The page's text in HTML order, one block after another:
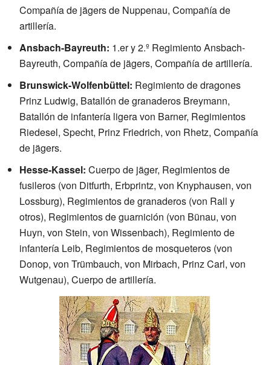
Compañía de jägers de Nuppenau, Compañía de
artillería.
Ansbach-Bayreuth: 1.er y 2.º Regimiento Ansbach-
Bayreuth, Compañía de jägers, Compañía de artillería.
Brunswick-Wolfenbüttel: Regimiento de dragones
Prinz Ludwig, Batallón de granaderos Breymann,
Batallón de infantería ligera von Barner, Regimientos
Riedesel, Specht, Prinz Friedrich, von Rhetz, Compañía
de jägers.
Hesse-Kassel: Cuerpo de jäger, Regimientos de
fusileros (von Ditfurth, Erbprintz, von Knyphausen, von
Lossburg), Regimientos de granaderos (von Rall y
otros), Regimientos de guarnición (von Bünau, von
Huyn, von Stein, von Wissenbach), Regimiento de
infantería Leib, Regimientos de mosqueteros (von
Donop, von Trümbauch, von Mirbach, Prinz Carl, von
Wutgenau), Cuerpo de artillería.